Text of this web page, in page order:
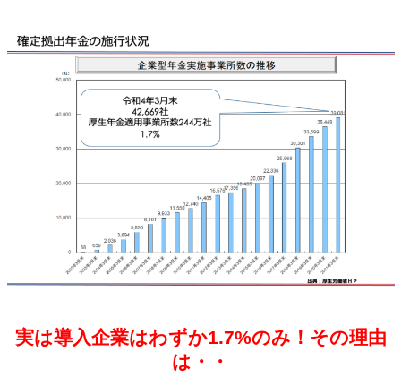
実は導入企業はわずか1.7%のみ！その理由
は・・